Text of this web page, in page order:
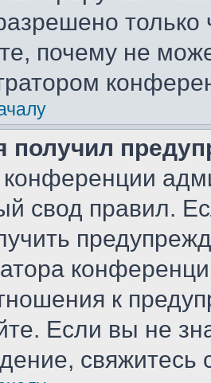
почему не
получил
свод правил.
к
Если вы не